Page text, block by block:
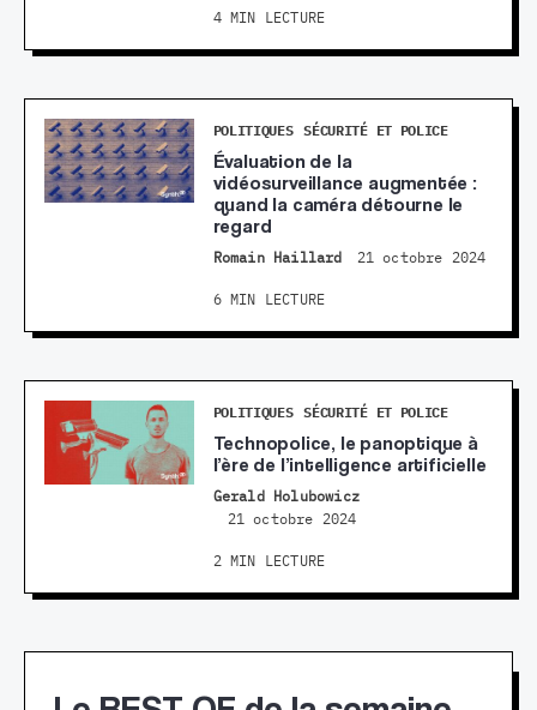
4 MIN LECTURE
POLITIQUES SÉCURITÉ ET POLICE
Évaluation de la
vidéosurveillance augmentée :
quand la caméra détourne le
regard
Romain Haillard 21 octobre 2024
6 MIN LECTURE
POLITIQUES SÉCURITÉ ET POLICE
Technopolice, le panoptique à
l’ère de l’intelligence artificielle
Gerald Holubowicz
21 octobre 2024
2 MIN LECTURE